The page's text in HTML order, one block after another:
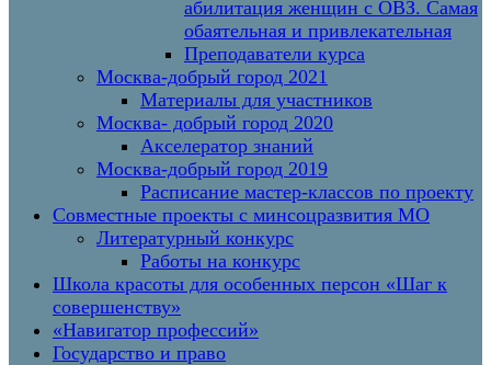
абилитация женщин с ОВЗ. Самая
обаятельная и привлекательная
Преподаватели курса
Москва-добрый город 2021
Материалы для участников
Москва- добрый город 2020
Акселератор знаний
Москва-добрый город 2019
Расписание мастер-классов по проекту
Совместные проекты с минсоцразвития МО
Литературный конкурс
Работы на конкурс
Школа красоты для особенных персон «Шаг к
совершенству»
«Навигатор профессий»
Государство и право